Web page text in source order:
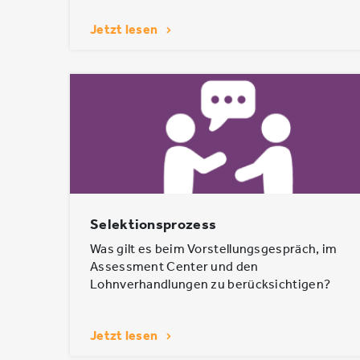
Jetzt lesen
Selektionsprozess
Was gilt es beim Vorstellungsgespräch, im
Assessment Center und den
Lohnverhandlungen zu berücksichtigen?
Jetzt lesen